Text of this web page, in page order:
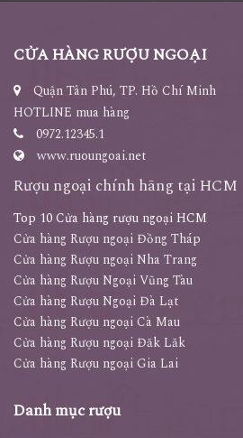
CỬA HÀNG RƯỢU NGOẠI
Quận Tân Phú, TP. Hồ Chí Minh
HOTLINE mua hàng
0972.12345.1
www.ruoungoai.net
Rượu ngoại chính hãng tại HCM
Top 10 Cửa hàng rượu ngoại HCM
Cửa hàng Rượu ngoại Đồng Tháp
Cửa hàng Rượu ngoại Nha Trang
Cửa hàng Rượu Ngoại Vũng Tàu
Cửa hàng Rượu Ngoại Đà Lạt
Cửa hàng Rượu ngoại Cà Mau
Cửa hàng Rượu ngoại Đăk Lăk
Cửa hàng Rượu ngoại Gia Lai
Danh mục rượu